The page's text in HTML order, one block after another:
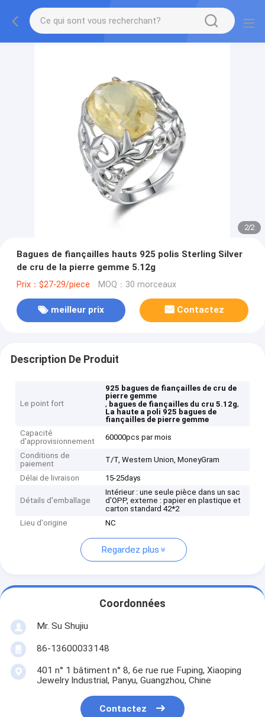
2/2
Bagues de fiançailles hauts 925 polis Sterling Silver
de cru de la pierre gemme 5.12g
Prix：$27-29/piece MOQ：30 morceaux
meilleur prix Contactez
Description De Produit
Le point fort
925 bagues de fiançailles de cru de
pierre gemme
, bagues de fiançailles du cru 5.12g,
La haute a poli 925 bagues de
fiançailles de pierre gemme
Capacité
d'approvisionnement
60000pcs par mois
Conditions de
paiement
T/T, Western Union, MoneyGram
Délai de livraison 15-25days
Détails d'emballage
Intérieur : une seule pièce dans un sac
d'OPP, externe : papier en plastique et
carton standard 42*2
Lieu d'origine
NC
Regardez plus
Coordonnées
Mr. Su Shujiu
86-13600033148
401 n° 1 bâtiment n° 8, 6e rue rue Fuping, Xiaoping
Jewelry Industrial, Panyu, Guangzhou, Chine
Contactez